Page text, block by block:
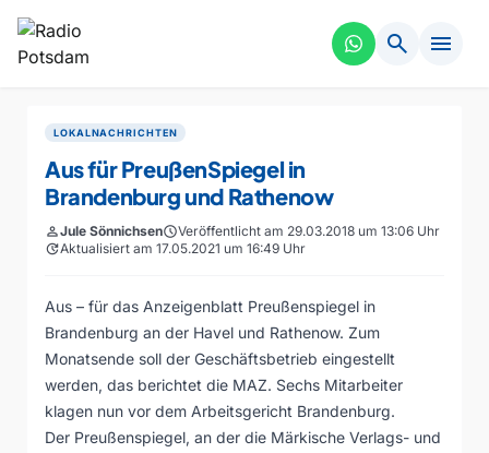
search menu
LOKALNACHRICHTEN
Aus für PreußenSpiegel in
Brandenburg und Rathenow
personJule SönnichsenscheduleVeröffentlicht am 29.03.2018 um 13:06 Uhr
updateAktualisiert am 17.05.2021 um 16:49 Uhr
Aus – für das Anzeigenblatt Preußenspiegel in
Brandenburg an der Havel und Rathenow. Zum
Monatsende soll der Geschäftsbetrieb eingestellt
werden, das berichtet die MAZ. Sechs Mitarbeiter
klagen nun vor dem Arbeitsgericht Brandenburg.
Der Preußenspiegel, an der die Märkische Verlags- und